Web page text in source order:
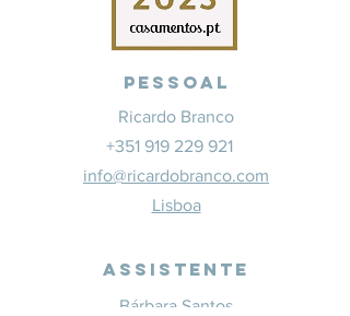
Pessoal
Ricardo Branco
+351 919 229 921
info@ricardobranco.com
Lisboa
Assistente
Bárbara Santos